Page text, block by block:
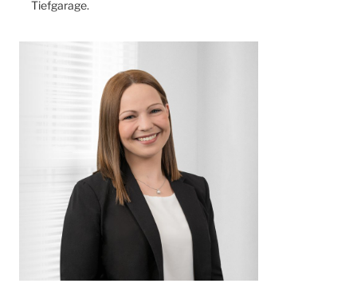
Tiefgarage.